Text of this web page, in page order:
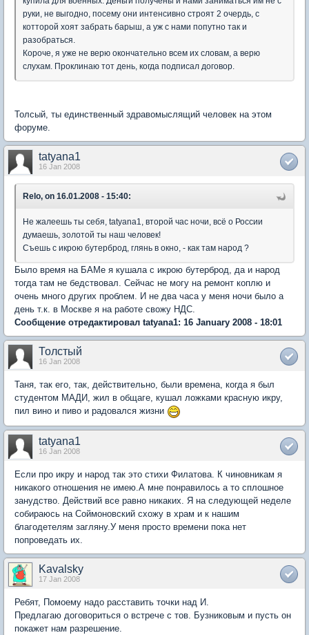
руки, не выгодно, посему они интенсивно строят 2 очердь, с
котторой хоят забрать барыш, а уж с нами попутно так и
разобраться.
Короче, я уже не верю окончательно всем их словам, а верю
слухам. Проклинаю тот день, когда подписал договор.
Толсый, ты единственный здравомыслящий человек на этом
форуме.
tatyana1
16 Jan 2008
Relo, on 16.01.2008 - 15:40:
Не жалеешь ты себя, tatyana1, второй час ночи, всё о России
думаешь, золотой ты наш человек!
Съешь с икрою бутерброд, глянь в окно, - как там народ ?
Было время на БАМе я кушала с икрою бутерброд, да и народ
тогда там не бедствовал. Сейчас не могу на ремонт коплю и
очень много других проблем. И не два часа у меня ночи было а
день т.к. в Москве я на работе свожу НДС.
Сообщение отредактировал tatyana1: 16 January 2008 - 18:01
Толстый
16 Jan 2008
Таня, так его, так, действительно, были времена, когда я был
студентом МАДИ, жил в общаге, кушал ложками красную икру,
пил вино и пиво и радовался жизни
tatyana1
16 Jan 2008
Если про икру и народ так это стихи Филатова. К чиновникам я
никакого отношения не имею.А мне понравилось а то сплошное
занудство. Действий все равно никаких. Я на следующей неделе
собираюсь на Соймоновский схожу в храм и к нашим
благодетелям загляну.У меня просто времени пока нет
попроведать их.
Kavalsky
17 Jan 2008
Ребят, Помоему надо расставить точки над И.
Предлагаю договориться о встрече с тов. Бузниковым и пусть он
покажет нам разрешение.